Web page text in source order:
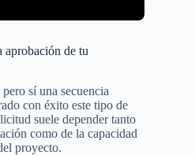
aprobación de tu
sí una secuencia
con éxito este tipo de
suele depender tanto
como de la capacidad
proyecto.